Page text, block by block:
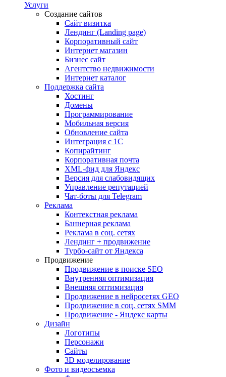
Услуги
Создание сайтов
Сайт визитка
Лендинг (Landing page)
Корпоративный сайт
Интернет магазин
Бизнес сайт
Агентство недвижимости
Интернет каталог
Поддержка сайта
Хостинг
Домены
Программирование
Мобильная версия
Обновление сайта
Интеграция с 1С
Копирайтинг
Корпоративная почта
XML-фид для Яндекс
Версия для слабовидящих
Управление репутацией
Чат-боты для Telegram
Реклама
Контекстная реклама
Баннерная реклама
Реклама в соц. сетях
Лендинг + продвижение
Турбо-сайт от Яндекса
Продвижение
Продвижение в поиске SEO
Внутренняя оптимизация
Внешняя оптимизация
Продвижение в нейросетях GEO
Продвижение в соц. сетях SMM
Продвижение - Яндекс карты
Дизайн
Логотипы
Персонажи
Сайты
3D моделирование
Фото и видеосъемка